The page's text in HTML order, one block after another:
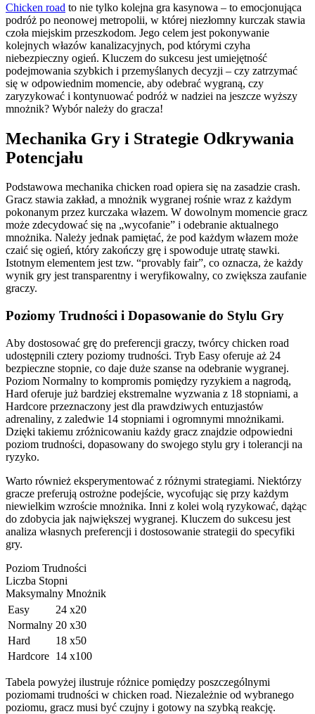
Chicken road to nie tylko kolejna gra kasynowa – to emocjonująca
podróż po neonowej metropolii, w której niezłomny kurczak stawia
czoła miejskim przeszkodom. Jego celem jest pokonywanie
kolejnych włazów kanalizacyjnych, pod którymi czyha
niebezpieczny ogień. Kluczem do sukcesu jest umiejętność
podejmowania szybkich i przemyślanych decyzji – czy zatrzymać
się w odpowiednim momencie, aby odebrać wygraną, czy
zaryzykować i kontynuować podróż w nadziei na jeszcze wyższy
mnożnik? Wybór należy do gracza!
Mechanika Gry i Strategie Odkrywania
Potencjału
Podstawowa mechanika chicken road opiera się na zasadzie crash.
Gracz stawia zakład, a mnożnik wygranej rośnie wraz z każdym
pokonanym przez kurczaka włazem. W dowolnym momencie gracz
może zdecydować się na „wycofanie” i odebranie aktualnego
mnożnika. Należy jednak pamiętać, że pod każdym włazem może
czaić się ogień, który zakończy grę i spowoduje utratę stawki.
Istotnym elementem jest tzw. “provably fair”, co oznacza, że każdy
wynik gry jest transparentny i weryfikowalny, co zwiększa zaufanie
graczy.
Poziomy Trudności i Dopasowanie do Stylu Gry
Aby dostosować grę do preferencji graczy, twórcy chicken road
udostępnili cztery poziomy trudności. Tryb Easy oferuje aż 24
bezpieczne stopnie, co daje duże szanse na odebranie wygranej.
Poziom Normalny to kompromis pomiędzy ryzykiem a nagrodą,
Hard oferuje już bardziej ekstremalne wyzwania z 18 stopniami, a
Hardcore przeznaczony jest dla prawdziwych entuzjastów
adrenaliny, z zaledwie 14 stopniami i ogromnymi mnożnikami.
Dzięki takiemu zróżnicowaniu każdy gracz znajdzie odpowiedni
poziom trudności, dopasowany do swojego stylu gry i tolerancji na
ryzyko.
Warto również eksperymentować z różnymi strategiami. Niektórzy
gracze preferują ostrożne podejście, wycofując się przy każdym
niewielkim wzroście mnożnika. Inni z kolei wolą ryzykować, dążąc
do zdobycia jak największej wygranej. Kluczem do sukcesu jest
analiza własnych preferencji i dostosowanie strategii do specyfiki
gry.
Poziom Trudności
Liczba Stopni
Maksymalny Mnożnik
Easy
24 x20
Normalny 20 x30
Hard
18 x50
Hardcore 14 x100
Tabela powyżej ilustruje różnice pomiędzy poszczególnymi
poziomami trudności w chicken road. Niezależnie od wybranego
poziomu, gracz musi być czujny i gotowy na szybką reakcję.